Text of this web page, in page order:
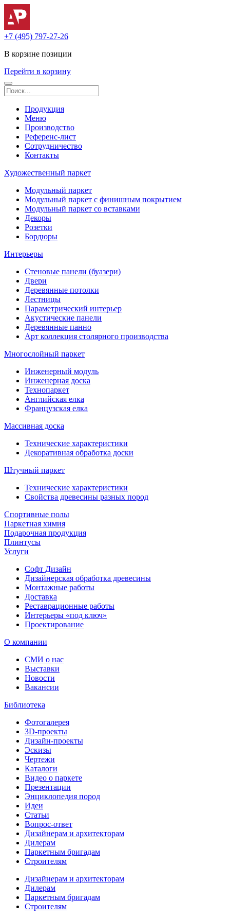
+7 (495) 797-27-26
В корзине позиции
Перейти в корзину
Продукция
Меню
Производство
Референс-лист
Сотрудничество
Контакты
Художественный паркет
Модульный паркет
Модульный паркет с финишным покрытием
Модульный паркет со вставками
Декоры
Розетки
Бордюры
Интерьеры
Стеновые панели (буазери)
Двери
Деревянные потолки
Лестницы
Параметрический интерьер
Акустические панели
Деревянные панно
Арт коллекция столярного производства
Многослойный паркет
Инженерный модуль
Инженерная доска
Технопаркет
Английская елка
Французская елка
Массивная доска
Технические характеристики
Декоративная обработка доски
Штучный паркет
Технические характеристики
Свойства древесины разных пород
Спортивные полы
Паркетная химия
Подарочная продукция
Плинтусы
Услуги
Софт Дизайн
Дизайнерская обработка древесины
Монтажные работы
Доставка
Реставрационные работы
Интерьеры «под ключ»
Проектирование
О компании
СМИ о нас
Выставки
Новости
Вакансии
Библиотека
Фотогалерея
3D-проекты
Дизайн-проекты
Эскизы
Чертежи
Каталоги
Видео о паркете
Презентации
Энциклопедия пород
Идеи
Статьи
Вопрос-ответ
Дизайнерам и архитекторам
Дилерам
Паркетным бригадам
Строителям
Дизайнерам и архитекторам
Дилерам
Паркетным бригадам
Строителям